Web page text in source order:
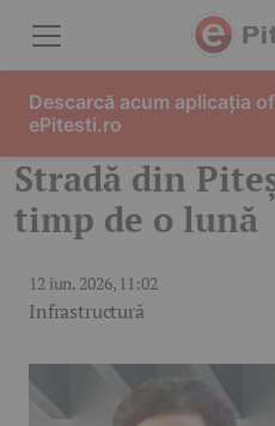
Stradă din
timp de o lună
12 iun. 2026, 11:02
Infrastructură
Descarcă acum aplicația
ePitesti.ro